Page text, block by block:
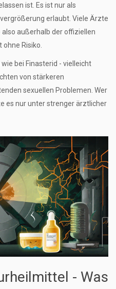
ist. Es ist nur als
erlaubt. Viele Ärzte
außerhalb der offiziellen
ohne Risiko.
bei Finasterid - vielleicht
von stärkeren
sexuellen Problemen. Wer
es nur unter strenger ärztlicher
- Was